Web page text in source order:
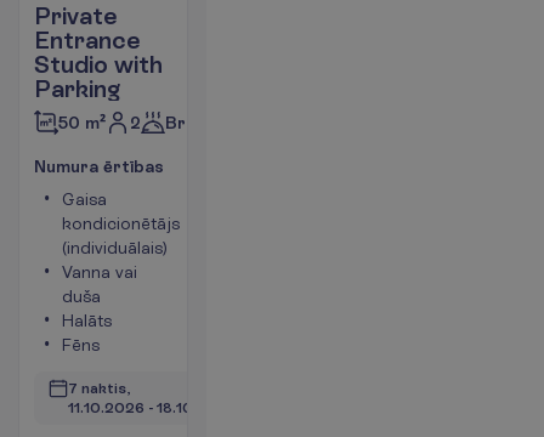
Private
Entrance
Studio with
Parking
50 m² 2 Brokastis
Numura ērtības
Gaisa
kondicionētājs
(individuālais)
Vanna vai
duša
Halāts
Fēns
7 naktis,
11.10.2026 - 18.10.2026